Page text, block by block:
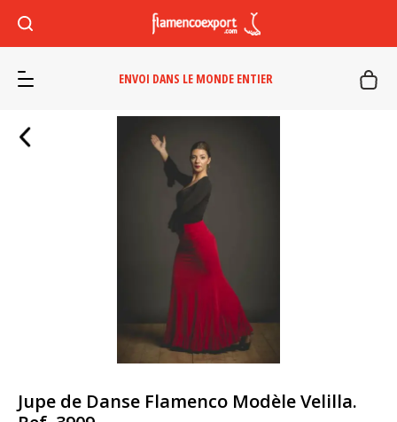
ENVOI DANS LE MONDE ENTIER
Jupe de Danse Flamenco Modèle Velilla.